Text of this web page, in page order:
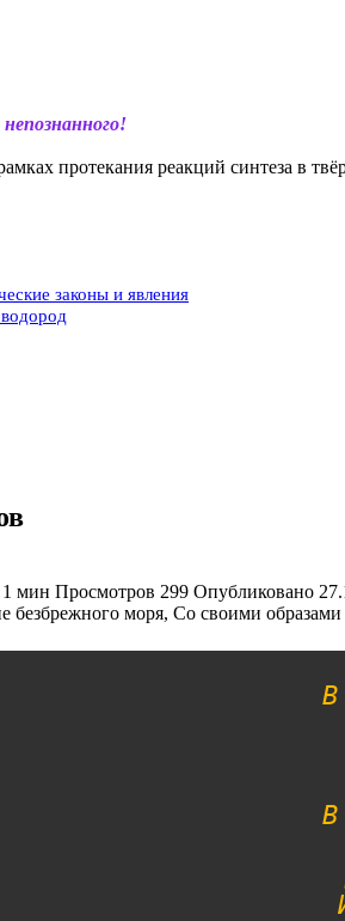
протекания реакций синтеза в
законы и явления
1 мин Просмотров 299 Опубликовано
безбрежного моря, Со своими
В
В